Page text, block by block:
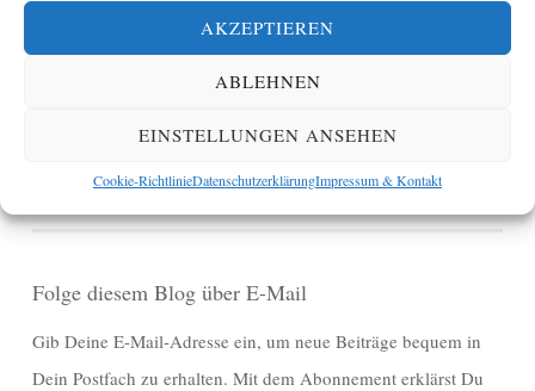
AKZEPTIEREN
ABLEHNEN
EINSTELLUNGEN ANSEHEN
Cookie-RichtlinieDatenschutzerklärungImpressum & Kontakt
– die meisten belächelten sie als „nerd money“. Inzwischen
zeichnet sich jedoch ab, dass die Blockchain-Technologie und
die bekannteste Anwendung dieser Technologie – digitales
Folge diesem Blog über E-Mail
Gib Deine E-Mail-Adresse ein, um neue Beiträge bequem in
Dein Postfach zu erhalten. Mit dem Abonnement erklärst Du